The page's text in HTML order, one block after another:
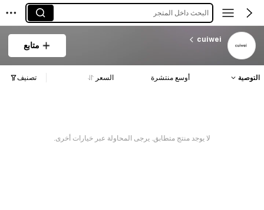
البحث داخل المتجر
cuiwei
متابع
التوصية أوسع منتشرة السعر تصنيف
لا يوجد منتج متطابق. يرجى المحاولة عبر خيارات أخرى.